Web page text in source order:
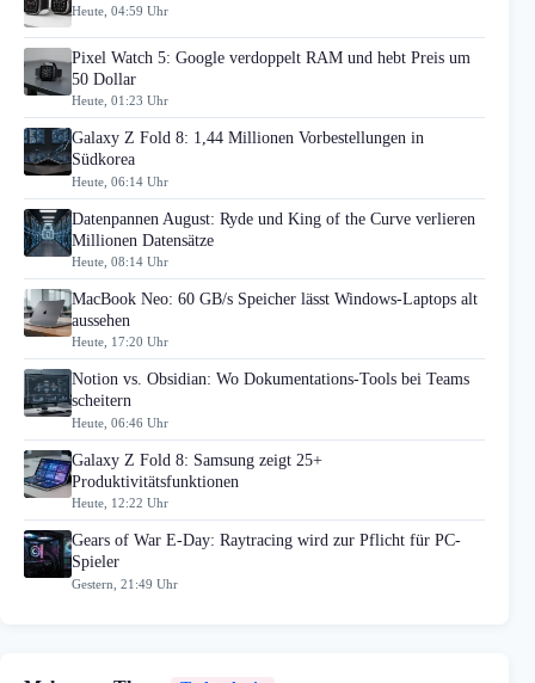
Heute, 04:59 Uhr
Pixel Watch 5: Google verdoppelt RAM und hebt Preis um
50 Dollar
Heute, 01:23 Uhr
Galaxy Z Fold 8: 1,44 Millionen Vorbestellungen in
Südkorea
Heute, 06:14 Uhr
Datenpannen August: Ryde und King of the Curve verlieren
Millionen Datensätze
Heute, 08:14 Uhr
MacBook Neo: 60 GB/s Speicher lässt Windows-Laptops alt
aussehen
Heute, 17:20 Uhr
Notion vs. Obsidian: Wo Dokumentations-Tools bei Teams
scheitern
Heute, 06:46 Uhr
Galaxy Z Fold 8: Samsung zeigt 25+
Produktivitätsfunktionen
Heute, 12:22 Uhr
Gears of War E-Day: Raytracing wird zur Pflicht für PC-
Spieler
Gestern, 21:49 Uhr